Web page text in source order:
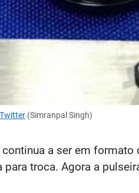
Twitter (Simranpal Singh)
a ser em
troca. Agora a